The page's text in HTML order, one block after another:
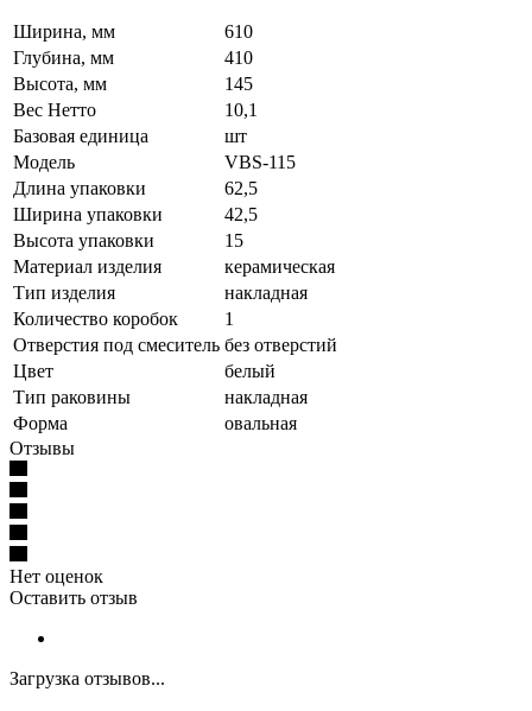
Ширина, мм
610
Глубина, мм
410
Высота, мм
145
Вес Нетто
10,1
Базовая единица
шт
Модель
VBS-115
Длина упаковки
62,5
Ширина упаковки
42,5
Высота упаковки
15
Материал изделия
керамическая
Тип изделия
накладная
Количество коробок
1
Отверстия под смеситель без отверстий
Цвет
белый
Тип раковины
накладная
Форма
овальная
Отзывы
Нет оценок
Оставить отзыв
Загрузка отзывов...